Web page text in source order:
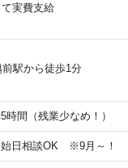
実費支給
前駅から徒歩1分
間（残業少なめ！）
日相談OK ※9月～！